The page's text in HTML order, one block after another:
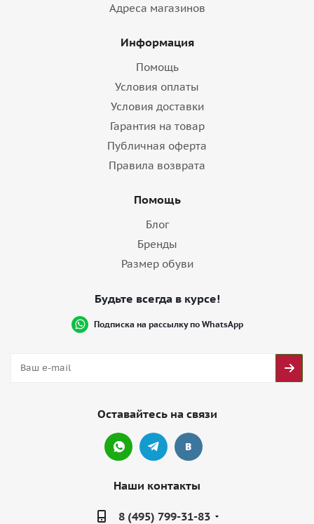
Адреса магазинов
Информация
Помощь
Условия оплаты
Условия доставки
Гарантия на товар
Публичная оферта
Правила возврата
Помощь
Блог
Бренды
Размер обуви
Будьте всегда в курсе!
Подписка на рассылку по WhatsApp
Оставайтесь на связи
Наши контакты
8 (495) 799-31-83